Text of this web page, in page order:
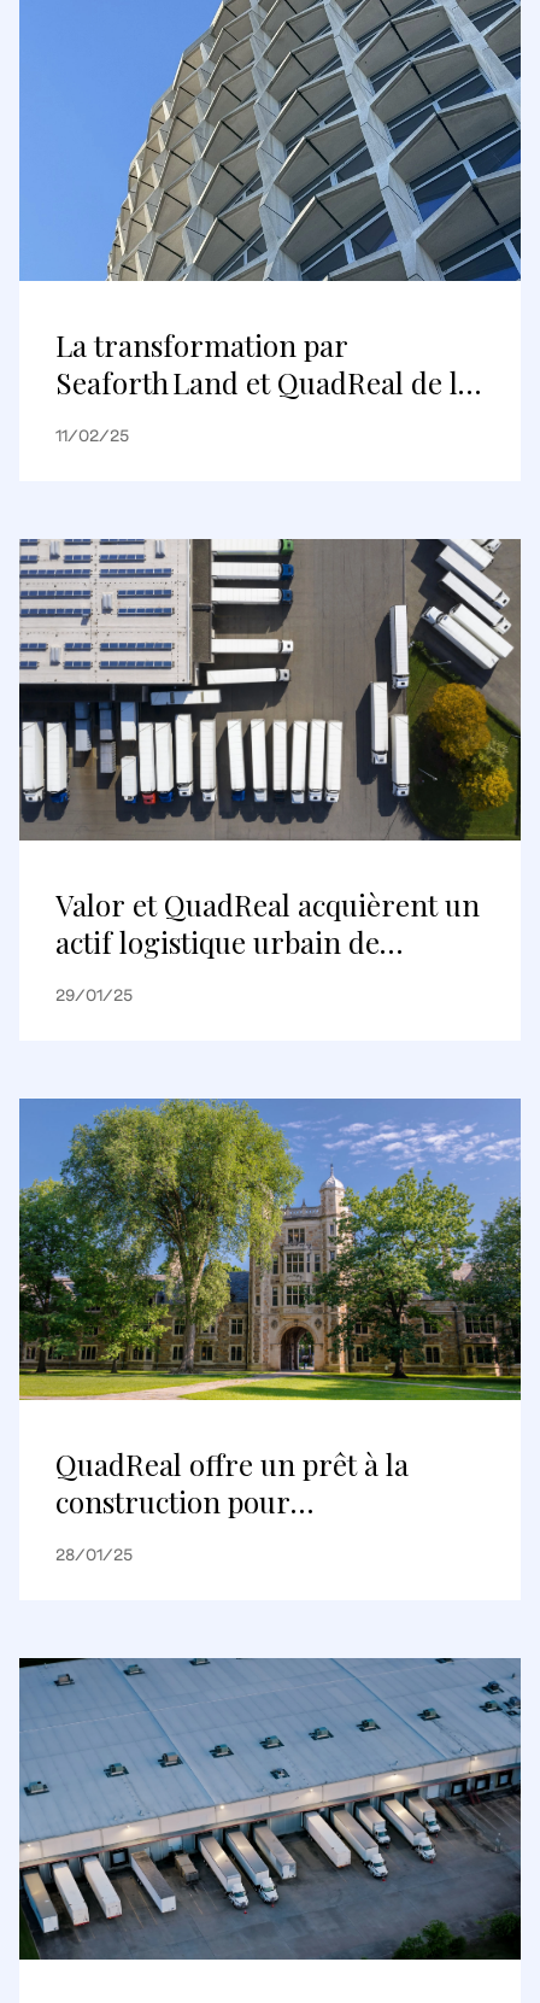
La transformation par
Seaforth Land et QuadReal de la
Space House, un bâtiment
baux dans le bâtiment historique
Covent Garden
11/02/25
Valor et QuadReal acquièrent un
actif logistique urbain de
premier ordre à Hoofddorp, aux
dominant du commerce
électronique européen
29/01/25
QuadReal offre un prêt à la
construction pour
l’aménagement de logements
28/01/25